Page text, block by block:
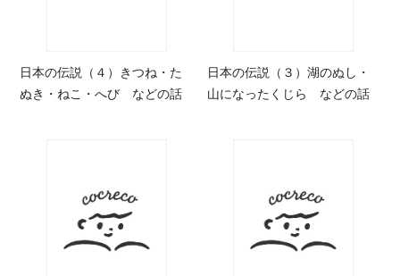
日本の伝説（４）きつね・た
ぬき・ねこ・へび などの話
日本の伝説（３）湖のぬし・
山になったくじら などの話